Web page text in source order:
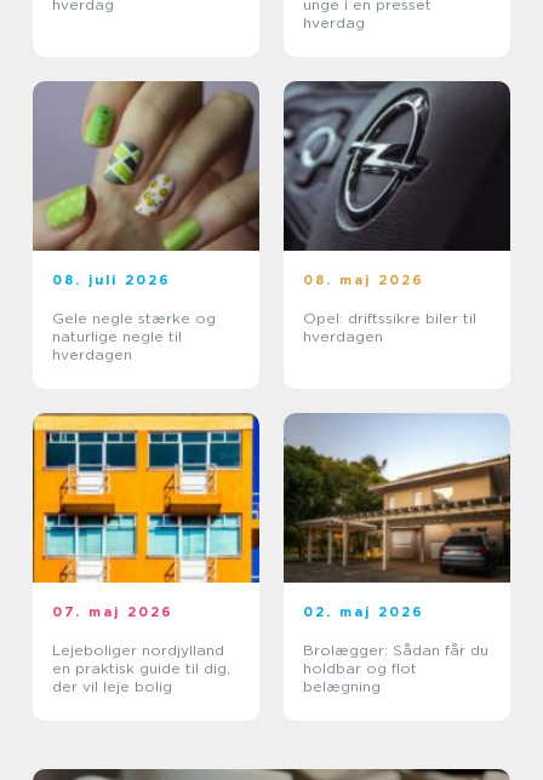
hverdag
unge i en presset
hverdag
08. juli 2026
Gele negle stærke og
naturlige negle til
hverdagen
08. maj 2026
Opel: driftssikre biler til
hverdagen
07. maj 2026
Lejeboliger nordjylland
en praktisk guide til dig,
der vil leje bolig
02. maj 2026
Brolægger: Sådan får du
holdbar og flot
belægning